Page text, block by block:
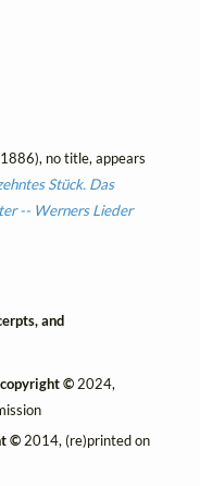
no title, appears
Stück. Das
-- Werners Lieder
and
copyright © 2024,
© 2014, (re)printed on